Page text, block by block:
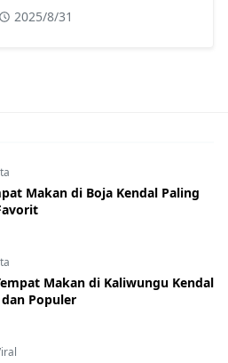
2025/8/31
Makan di Boja Kendal Paling
Makan di Kaliwungu Kendal
Populer